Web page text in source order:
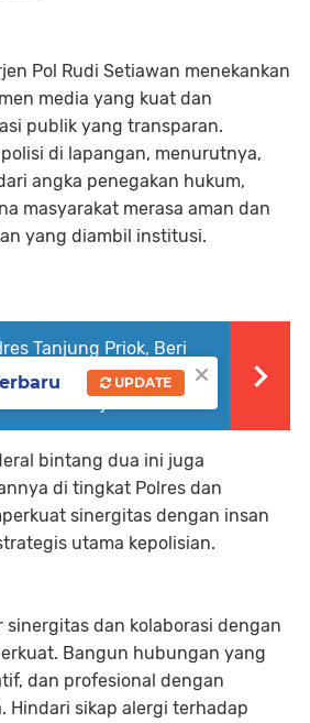
Pol Rudi Setiawan menekankan
media yang kuat dan
publik yang transparan.
di lapangan, menurutnya,
angka penegakan hukum,
masyarakat merasa aman dan
yang diambil institusi.
Tanjung Priok, Beri
Dan Sopir
Kerja
bintang dua ini juga
di tingkat Polres dan
sinergitas dengan insan
utama kepolisian.
sinergitas dan kolaborasi dengan
Bangun hubungan yang
dan profesional dengan
Hindari sikap alergi terhadap
×
UPDATE